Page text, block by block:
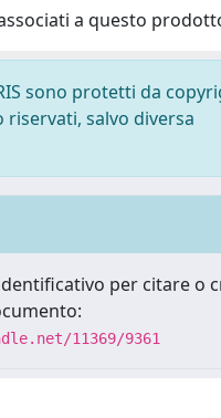
a questo
sono protetti da
salvo diversa
per citare o
11369/9361